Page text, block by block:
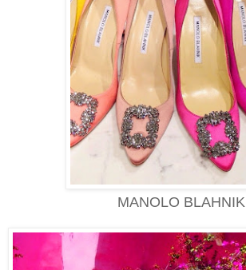
MANOLO BLAHNIK